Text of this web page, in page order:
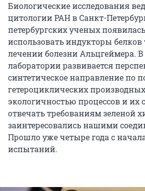
Биологические исследования
цитологии РАН в Санкт-
петербургских ученых
использовать индукторы белков
лечении болезни Альцгеймера.
лаборатории развивается
синтетическое направление по
гетероциклических
экологичностью процессов и их
отвечать требованиям зеленой
заинтересовались нашими
Прошло уже четыре года с
испытаний.